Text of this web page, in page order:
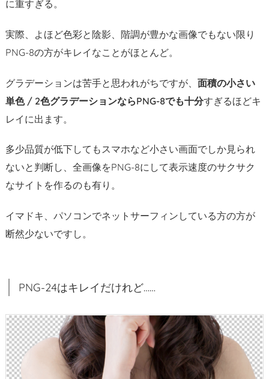
も
く
J
G
と
P
G
の
使
分
け
に重すぎる。
実際、よほど色彩と陰影、階調が豊かな画像でもない限り
PNG-8の方がキレイなことがほとんど。
グラデーションは苦手と思われがちですが、 面積の小さい
単色 / 2色グラデーションならPNG-8でも十分すぎるほどキ
レイに出ます。
多少品質が低下してもスマホなど小さい画面でしか見られ
ないと判断し、全画像をPNG-8にして表示速度のサクサク
なサイトを作るのも有り。
イマドキ、パソコンでネットサーフィンしている方の方が
断然少ないですし。
PNG-24はキレイだけれど……